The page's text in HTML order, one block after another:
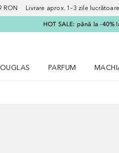
RON Livrare aprox. 1–3 zile lucrătoare
HOT SALE: până la -40%
PARFUM